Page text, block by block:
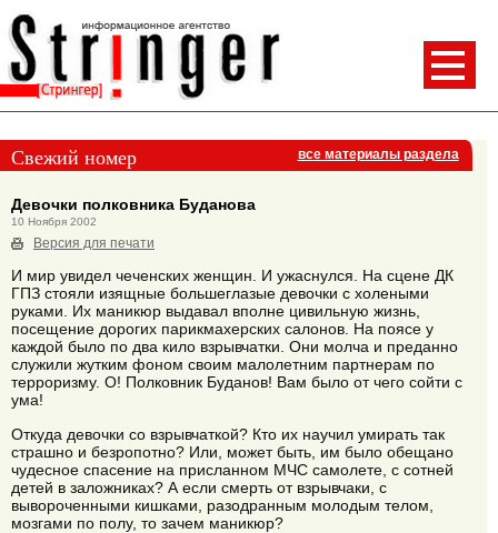
Свежий номер все материалы раздела
Девочки полковника Буданова
10 Ноября 2002
Версия для печати
И мир увидел чеченских женщин. И ужаснулся. На сцене ДК
ГПЗ стояли изящные большеглазые девочки с холеными
руками. Их маникюр выдавал вполне цивильную жизнь,
посещение дорогих парикмахерских салонов. На поясе у
каждой было по два кило взрывчатки. Они молча и преданно
служили жутким фоном своим малолетним партнерам по
терроризму. О! Полковник Буданов! Вам было от чего сойти с
ума!
Откуда девочки со взрывчаткой? Кто их научил умирать так
страшно и безропотно? Или, может быть, им было обещано
чудесное спасение на присланном МЧС самолете, с сотней
детей в заложниках? А если смерть от взрывчаки, с
вывороченными кишками, разодранным молодым телом,
мозгами по полу, то зачем маникюр?